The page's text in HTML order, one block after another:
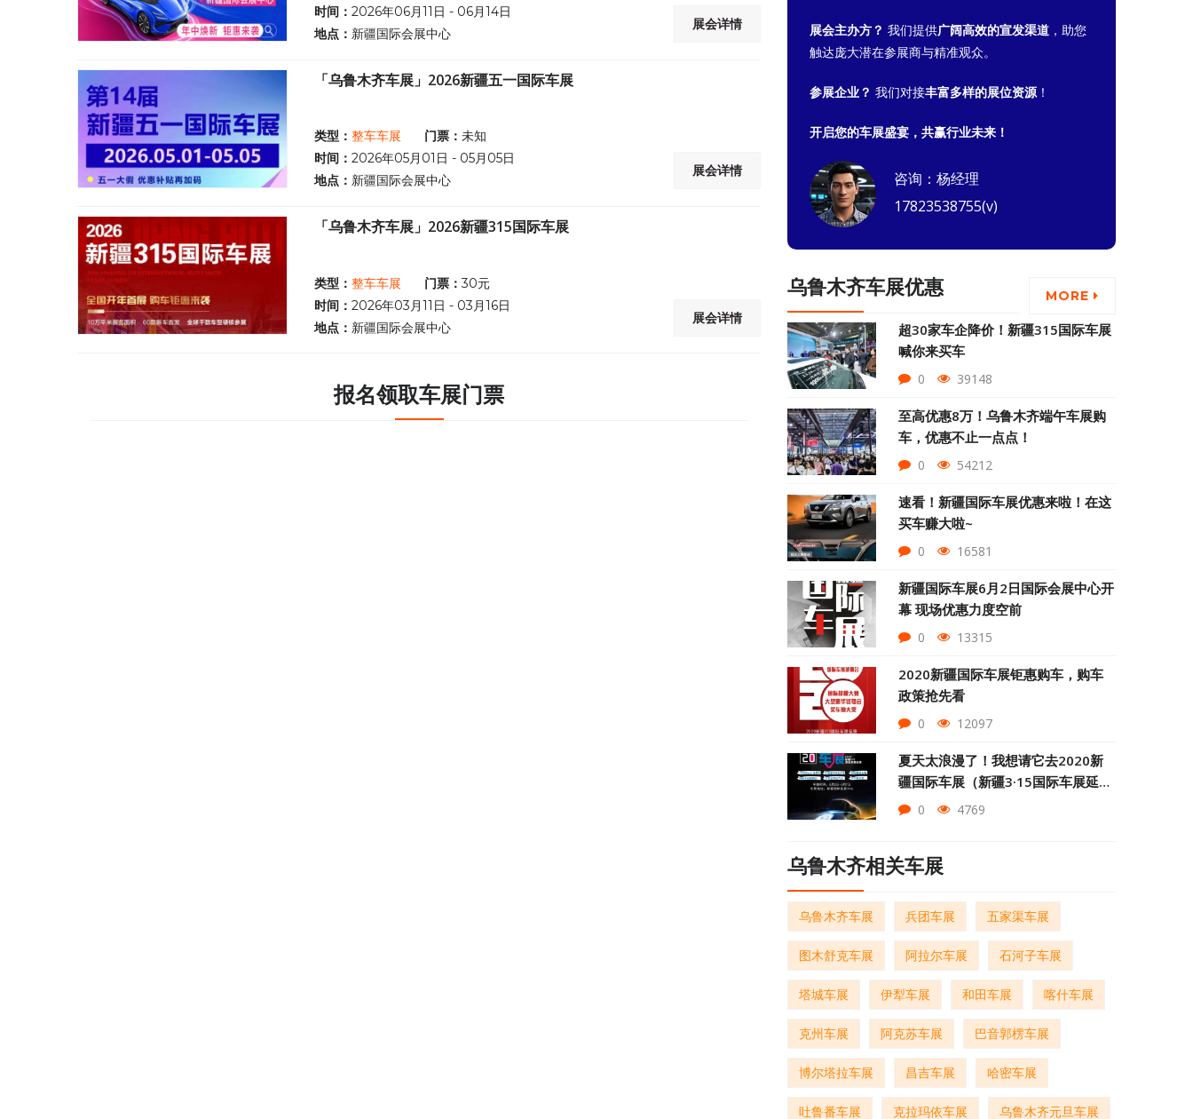
时间： 2026年06月11日 - 06月14日
地点： 新疆国际会展中心
展会详情
「乌鲁木齐车展」2026新疆五一国际车展
类型： 整车车展 门票： 未知
时间： 2026年05月01日 - 05月05日
地点： 新疆国际会展中心
展会详情
「乌鲁木齐车展」2026新疆315国际车展
类型： 整车车展 门票：30元
时间： 2026年03月11日 - 03月16日
地点： 新疆国际会展中心
展会详情
报名领取车展门票
展会主办方？ 我们提供广阔高效的宣发渠道 ，助您
触达庞大潜在参展商与精准观众。
参展企业？ 我们对接丰富多样的展位资源！
开启您的车展盛宴，共赢行业未来！
咨询：杨经理
17823538755(v)
乌鲁木齐车展优惠 MORE
超30家车企降价！新疆315国际车展
喊你来买车
0 39148
至高优惠8万！乌鲁木齐端午车展购
车，优惠不止一点点！
0 54212
速看！新疆国际车展优惠来啦！在这
买车赚大啦~
0 16581
新疆国际车展6月2日国际会展中心开
幕 现场优惠力度空前
0 13315
2020新疆国际车展钜惠购车，购车
政策抢先看
0 12097
夏天太浪漫了！我想请它去2020新
疆国际车展（新疆3·15国际车展延期
展）
0 4769
乌鲁木齐相关车展
乌鲁木齐车展 兵团车展 五家渠车展
图木舒克车展 阿拉尔车展 石河子车展
塔城车展 伊犁车展 和田车展 喀什车展
克州车展 阿克苏车展 巴音郭楞车展
博尔塔拉车展 昌吉车展 哈密车展
吐鲁番车展 克拉玛依车展 乌鲁木齐元旦车展